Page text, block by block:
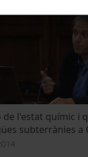
de l'estat químic i
subterrànies a